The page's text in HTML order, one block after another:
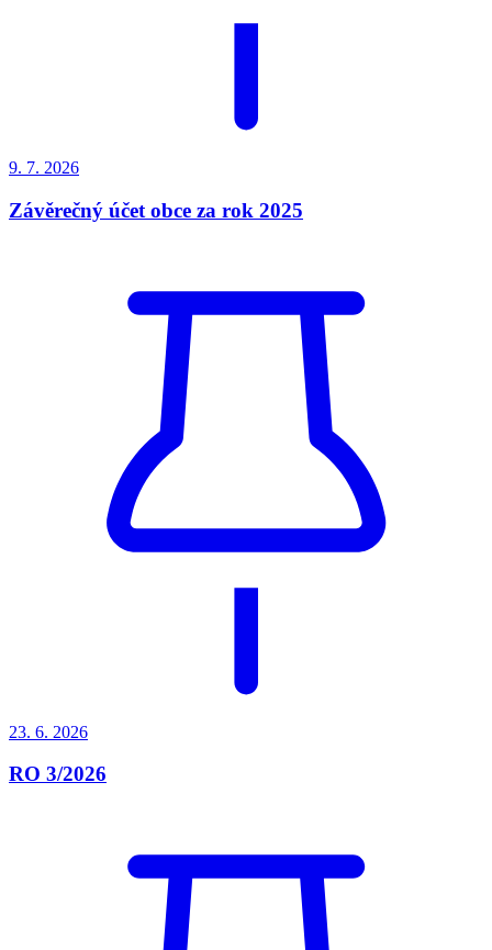
9. 7. 2026
Závěrečný účet obce za rok 2025
23. 6. 2026
RO 3/2026